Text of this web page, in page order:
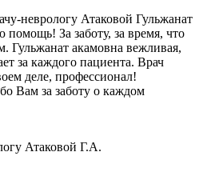
неврологу Атаковой Гульжанат
За заботу, за время, что
Гульжанат акамовна вежливая,
за каждого пациента. Врач
деле, профессионал!
Вам за заботу о каждом
Атаковой Г.А.